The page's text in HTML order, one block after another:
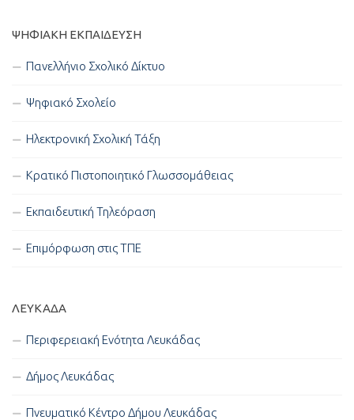
ΨΗΦΙΑΚΉ ΕΚΠΑΊΔΕΥΣΗ
Πανελλήνιο Σχολικό Δίκτυο
Ψηφιακό Σχολείο
Ηλεκτρονική Σχολική Τάξη
Κρατικό Πιστοποιητικό Γλωσσομάθειας
Εκπαιδευτική Τηλεόραση
Επιμόρφωση στις ΤΠΕ
ΛΕΥΚΑΔΑ
Περιφερειακή Ενότητα Λευκάδας
Δήμος Λευκάδας
Πνευματικό Κέντρο Δήμου Λευκάδας